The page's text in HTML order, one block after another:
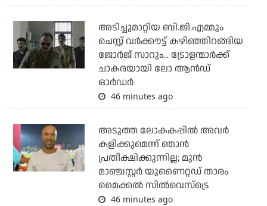
അടിച്ചുമാറ്റിയ ബി.ജി.എമ്മും
ചെസ്റ്റ് വര്‍ക്കൗട്ട് കഴിഞ്ഞിറങ്ങിയ
ജോര്‍ജ് സാറും... ട്രോളന്മാര്‍ക്ക്
ചാകരയായി ലോ ആന്‍ഡ്
ഓര്‍ഡര്‍
46 minutes ago
അടുത്ത ലോകകപ്പില്‍ അവര്‍
കളിക്കുമെന്ന് ഞാന്‍
പ്രതീക്ഷിക്കുന്നില്ല; മുന്‍
മാഞ്ചസ്റ്റര്‍ യുണൈറ്റഡ് താരം
മൈക്കൽ സില്‍വെസ്‌ട്രെ
46 minutes ago